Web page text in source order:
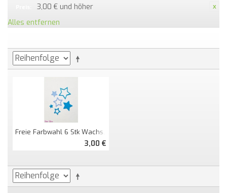
3,00 € und höher
Alles entfernen
Freie Farbwahl 6 Stk Wachs-Sterne
3,00 €